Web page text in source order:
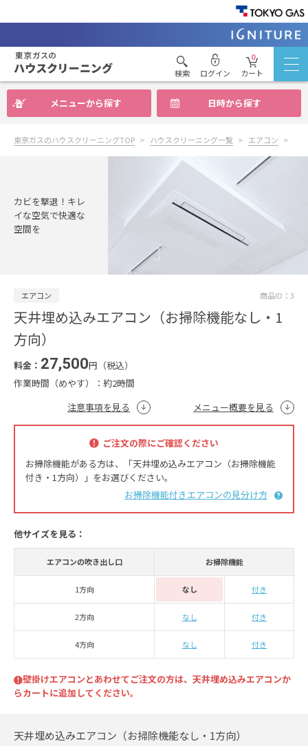
検索 ログイン
0
カート
メニューから探す 日時から探す
東京ガスのハウスクリーニングTOP ハウスクリーニング一覧 エアコン
カビを撃退！キレ
イな空気で快適な
空間を
エアコン 商品ID：3
天井埋め込みエアコン（お掃除機能なし・1
方向）
料金： 27,500円（税込）
作業時間（めやす）： 約2時間
注意事項を見る
メニュー概要を見る
ご注文の際にご確認ください
お掃除機能がある方は、「天井埋め込みエアコン（お掃除機能
付き・1方向）」をお選びください。
お掃除機能付きエアコンの見分け方
他サイズを見る：
エアコンの吹き出し口 お掃除機能
1方向 なし 付き
2方向 なし 付き
4方向 なし 付き
壁掛けエアコンとあわせてご注文の方は、天井埋め込みエアコンか
らカートに追加してください。
天井埋め込みエアコン（お掃除機能なし・1方向）